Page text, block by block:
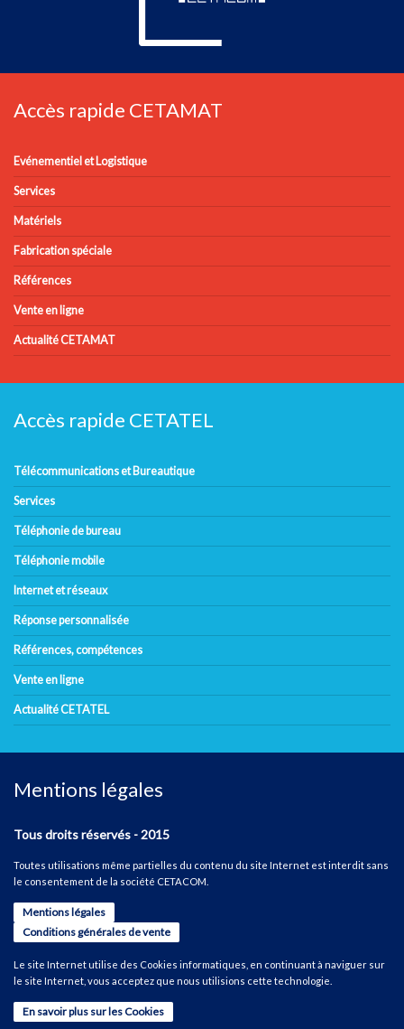
Accès rapide CETAMAT
Evénementiel et Logistique
Services
Matériels
Fabrication spéciale
Références
Vente en ligne
Actualité CETAMAT
Accès rapide CETATEL
Télécommunications et Bureautique
Services
Téléphonie de bureau
Téléphonie mobile
Internet et réseaux
Réponse personnalisée
Références, compétences
Vente en ligne
Actualité CETATEL
Mentions légales
Tous droits réservés - 2015
Toutes utilisations même partielles du contenu du site Internet est interdit sans
le consentement de la société CETACOM.
Mentions légales
Conditions générales de vente
Le site Internet utilise des Cookies informatiques, en continuant à naviguer sur
le site Internet, vous acceptez que nous utilisions cette technologie.
En savoir plus sur les Cookies